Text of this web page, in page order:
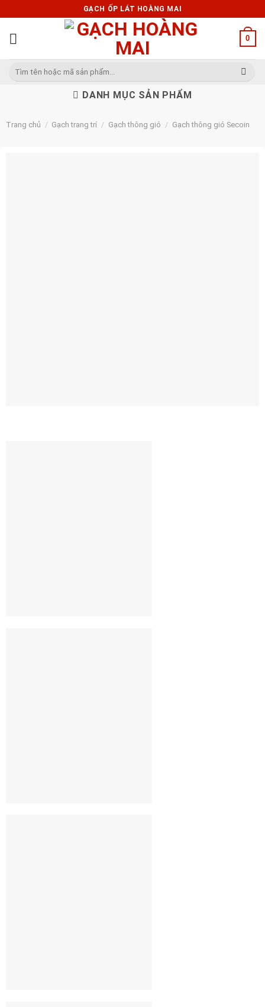
to
content
GẠCH ỐP LÁT HOÀNG MAI
0
Tìm
DANH MỤC SẢN PHẨM
Trang chủ / Gạch trang trí / Gạch thông gió / Gạch thông gió Secoin